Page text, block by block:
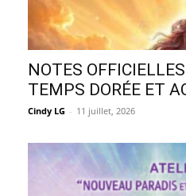
NOTES
TEMPS DORÉE ET
Cindy LG - 11 juillet, 2026